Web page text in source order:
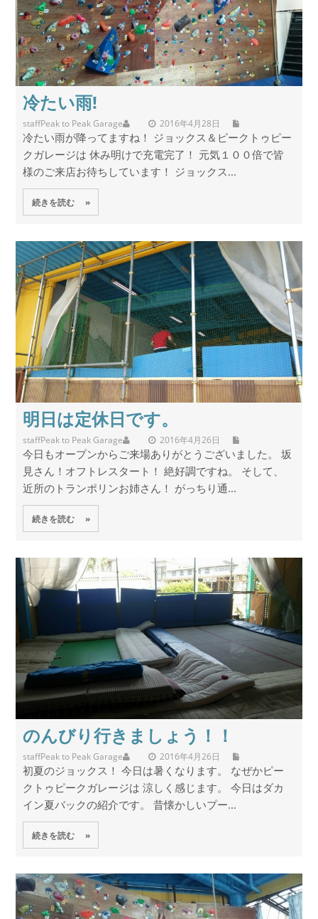
冷たい雨!
staff 2016年4月28日
Peak to Peak Garage
冷たい雨が降ってますね！ ジョックス＆ピークトゥピー
クガレージは 休み明けで充電完了！ 元気１００倍で皆
様のご来店お待ちしています！ ジョックス...
続きを読む »
明日は定休日です。
staff 2016年4月26日
Peak to Peak Garage
今日もオープンからご来場ありがとうございました。 坂
見さん！オフトレスタート！ 絶好調ですね。 そして、
近所のトランポリンお姉さん！ がっちり通...
続きを読む »
のんびり行きましょう！！
staff 2016年4月26日
Peak to Peak Garage
初夏のジョックス！ 今日は暑くなります。 なぜかピー
クトゥピークガレージは 涼しく感じます。 今日はダカ
イン夏バックの紹介です。 昔懐かしいプー...
続きを読む »